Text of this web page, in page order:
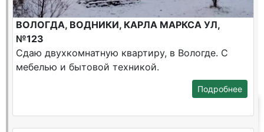
ВОЛОГДА, ВОДНИКИ, КАРЛА МАРКСА УЛ,
№123
Сдаю двухкомнатную квартиру, в Вологде. С
мебелью и бытовой техникой.
Подробнее